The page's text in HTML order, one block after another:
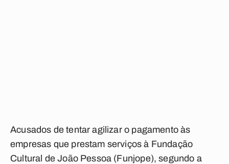
Acusados de tentar agilizar o pagamento às
empresas que prestam serviços à Fundação
Cultural de João Pessoa (Funjope), segundo a